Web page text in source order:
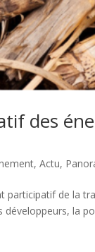
des
,Actu,
participatif de la
la